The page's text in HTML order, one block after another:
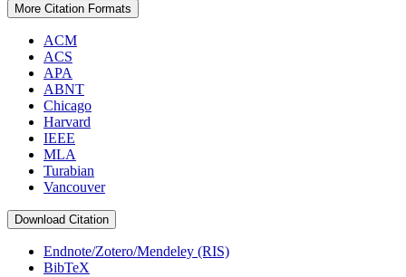
More Citation Formats
ACM
ACS
APA
ABNT
Chicago
Harvard
IEEE
MLA
Turabian
Vancouver
Download Citation
Endnote/Zotero/Mendeley (RIS)
BibTeX